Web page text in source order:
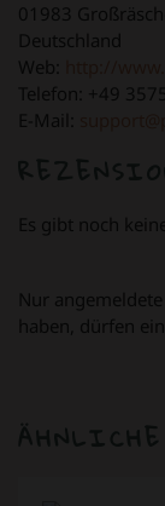
01983
Deutschland
Web:
Telefon: +49
E-Mail:
Es gibt noch
Nur
haben, dürfen